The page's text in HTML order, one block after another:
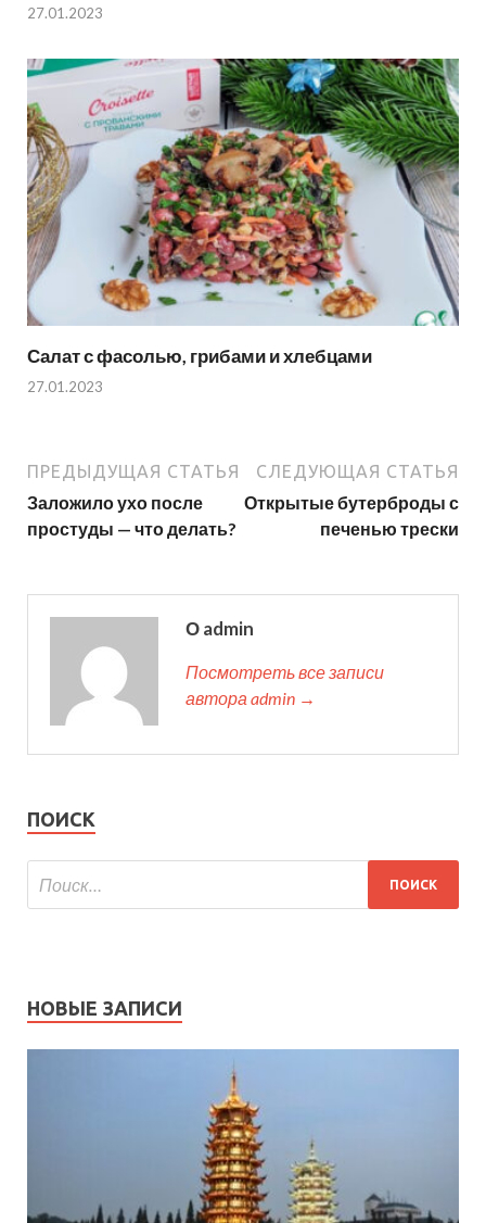
27.01.2023
Салат с фасолью, грибами и хлебцами
27.01.2023
ПРЕДЫДУЩАЯ СТАТЬЯ
Заложило ухо после
простуды — что делать?
СЛЕДУЮЩАЯ СТАТЬЯ
Открытые бутерброды с
печенью трески
О admin
Посмотреть все записи
автора admin →
ПОИСК
НОВЫЕ ЗАПИСИ